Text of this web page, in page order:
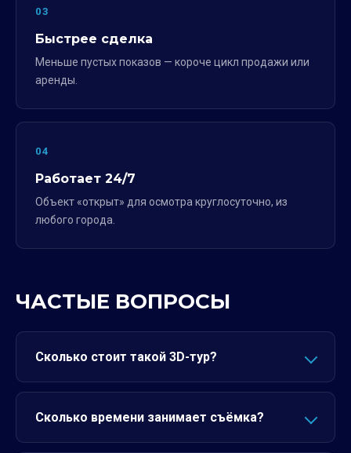
03
Быстрее сделка
Меньше пустых показов — короче цикл продажи или
аренды.
04
Работает 24/7
Объект «открыт» для осмотра круглосуточно, из
любого города.
ЧАСТЫЕ ВОПРОСЫ
Сколько стоит такой 3D-тур?
Сколько времени занимает съёмка?